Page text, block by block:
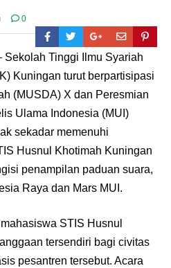
0
Sekolah Tinggi Ilmu Syariah
Kuningan turut berpartisipasi
(MUSDA) X dan Peresmian
Ulama Indonesia (MUI)
sekadar memenuhi
Husnul Khotimah Kuningan
penampilan paduan suara,
Raya dan Mars MUI.
STIS Husnul
tersendiri bagi civitas
pesantren tersebut. Acara